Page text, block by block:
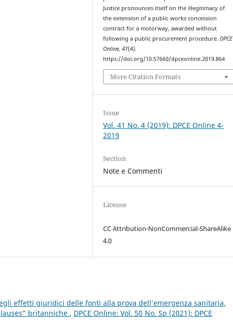
Justice pronounces itself on the illegitimacy of
the extension of a public works concession
contract for a motorway, awarded without
following a public procurement procedure.DPCE
Online,41(4).
https://doi.org/10.57660/dpceonline.2019.864
More Citation Formats
Issue
Vol. 41 No. 4 (2019): DPCE Online 4-
2019
Section
Note e Commenti
License
CC Attribution-NonCommercial-ShareAlike
4.0
effetti giuridici delle fonti alla prova dell’emergenza sanitaria,
britanniche , DPCE Online: Vol. 50 No. Sp (2021): DPCE